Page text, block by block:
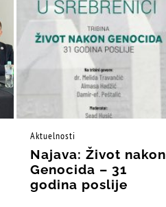
Aktuelnosti
Najava: Život nakon
Genocida – 31
godina poslije